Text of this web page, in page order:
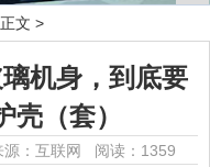
文 >
机身，到底要
（套）
源：互联网 阅读：1359